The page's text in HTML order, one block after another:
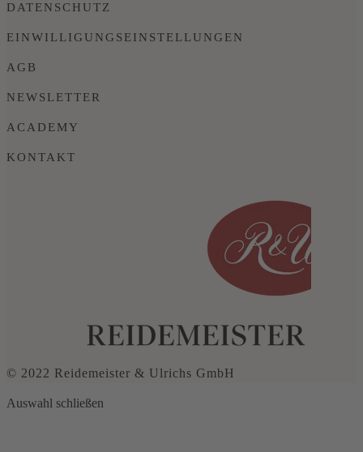
DATENSCHUTZ
EINWILLIGUNGSEINSTELLUNGEN
AGB
NEWSLETTER
ACADEMY
KONTAKT
© 2022 Reidemeister & Ulrichs GmbH
Auswahl schließen